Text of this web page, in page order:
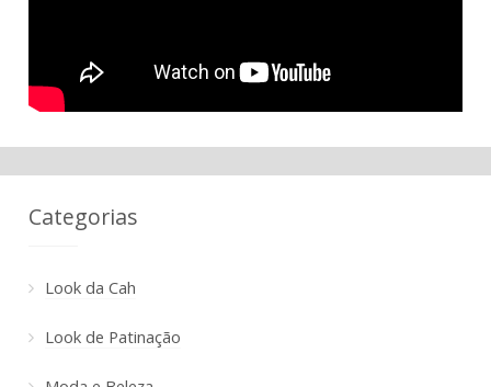
Categorias
Look da Cah
Look de Patinação